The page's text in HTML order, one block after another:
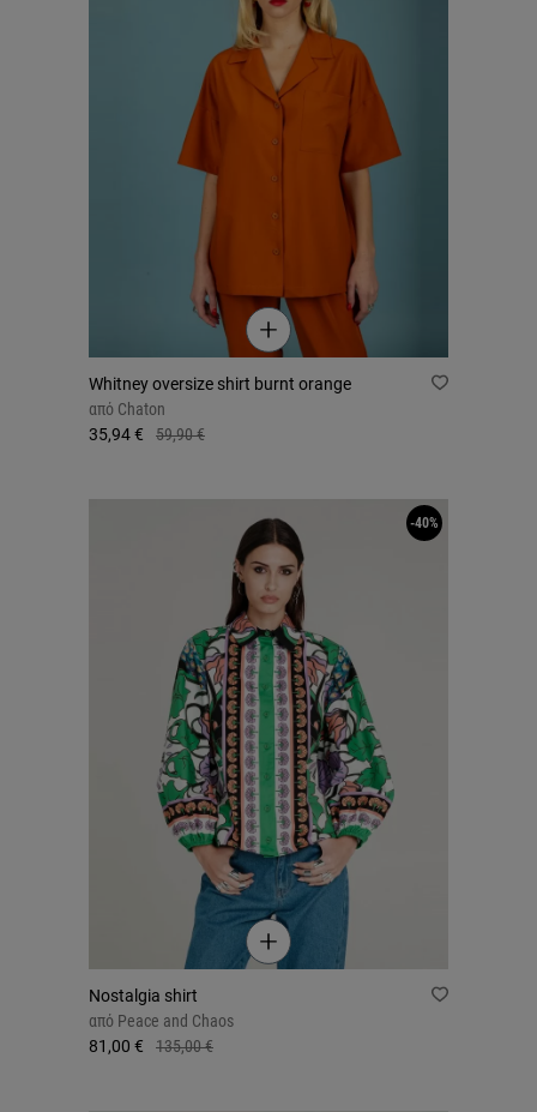
Whitney oversize shirt burnt orange
από Chaton
35,94 €
59,90 €
Nostalgia shirt
από Peace and Chaos
81,00 €
135,00 €
-40%